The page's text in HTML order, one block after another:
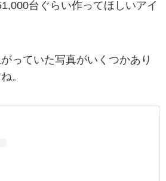
台ぐらい作ってほしいアイ
っていた写真がいくつかあり
。